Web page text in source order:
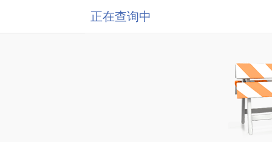
正在查询中